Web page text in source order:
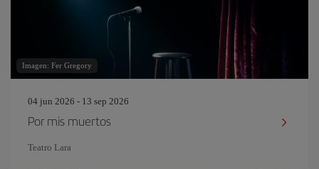
Imagen: Fer Gregory
04 jun 2026 - 13 sep 2026
Por mis muertos
Teatro Lara